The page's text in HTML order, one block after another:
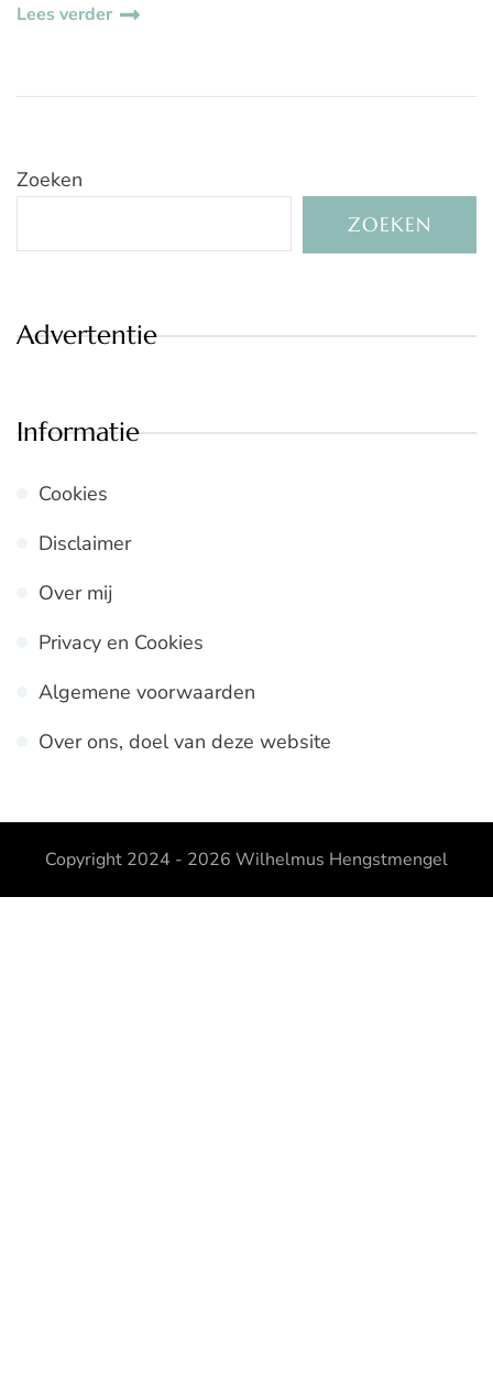
Lees verder
Zoeken
ZOEKEN
Advertentie
Informatie
Cookies
Disclaimer
Over mij
Privacy en Cookies
Algemene voorwaarden
Over ons, doel van deze website
Copyright 2024 - 2026 Wilhelmus Hengstmengel